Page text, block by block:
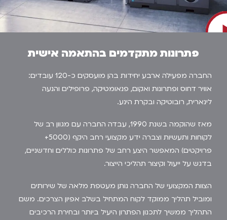
פתרונות מתקדמים בהתאמה אישית
החברה מפעילה ארבע יחידות בהן מועסקים כ-120 עובדים:
אוויר דחוס ופתרונות ואקום, פנאומטיקה, פרופילים והנעה
לינארית, רובוטיקה ובקרת הינע.
מאז שהוקמה בשנת 1990, עבדה החברה עם מגוון רב של
לקוחות ותעשיות וצברה ידע מקצועי רחב היקף (5000+
פרויקטים) המאפשר היצע רחב של פתרונות כוללים וחדשניים,
בדגש על ייעול וקיצור תהליכי הייצור.
הצוות המקצועי של החברה נותן מעטפת מלאה של שירותים
ומוביל תהליך ממוקד לקוח המתחיל בשלב אפיון הצרכים. משם
התהליך ממשיך לתכנון הפתרון היעיל ביותר ובחירת הרכיבים